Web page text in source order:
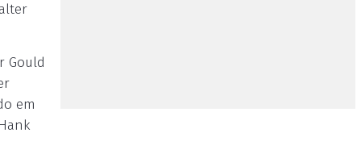
Gould
em